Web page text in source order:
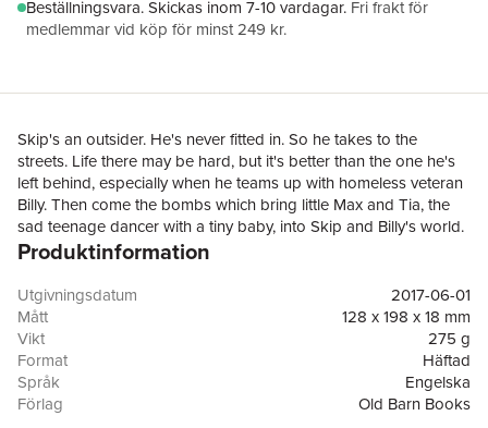
Beställningsvara.Skickas inom 7-10 vardagar. Fri frakt för
medlemmar vid köp för minst 249 kr.
Skip's an outsider. He's never fitted in. So he takes to the
streets. Life there may be hard, but it's better than the one he's
left behind, especially when he teams up with homeless veteran
Billy. Then come the bombs which bring little Max and Tia, the
sad teenage dancer with a tiny baby, into Skip and Billy's world.
Scavenging for food, living on love and imagination - how long
moving tale of hope and survival, set in a bleak, war-torn world.
Produktinformation
Utgivningsdatum
2017-06-01
Mått
128 x 198 x 18 mm
Vikt
275 g
Format
Häftad
Språk
Engelska
Förlag
Old Barn Books